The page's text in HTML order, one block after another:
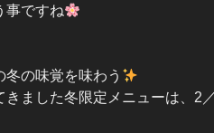
事ですね
の味覚を味わう
きました冬限定メニューは、2